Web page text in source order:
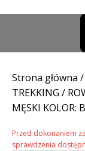
Strona główna /
TREKKING /
MĘSKI KOLOR:
Przed dokonaniem
sprawdzenia